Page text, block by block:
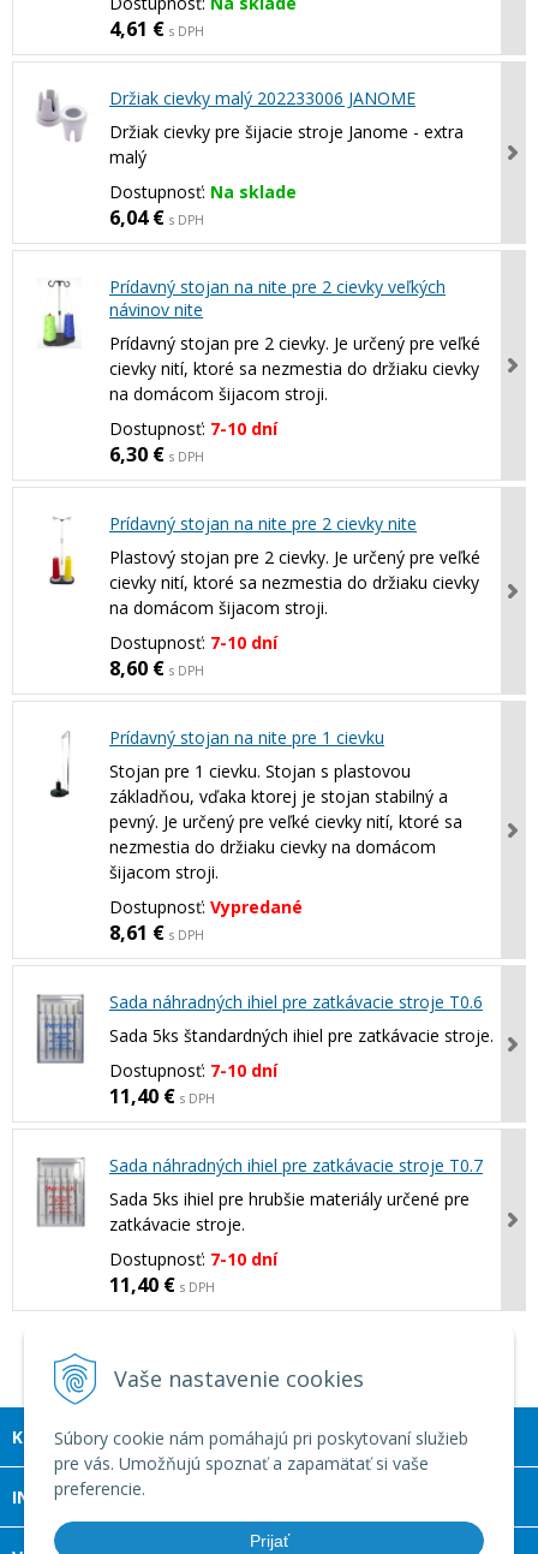
Vaše nastavenie cookies
Súbory cookie nám pomáhajú pri poskytovaní služieb
pre vás. Umožňujú spoznať a zapamätať si vaše
preferencie.
Prijať
4,61 € s DPH
Držiak cievky malý 202233006 JANOME
Držiak cievky pre šijacie stroje Janome - extra
malý
Dostupnosť: Na sklade
6,04 € s DPH
Prídavný stojan na nite pre 2 cievky veľkých
návinov nite
Prídavný stojan pre 2 cievky. Je určený pre veľké
cievky nití, ktoré sa nezmestia do držiaku cievky
na domácom šijacom stroji.
Dostupnosť: 7-10 dní
6,30 € s DPH
Prídavný stojan na nite pre 2 cievky nite
Plastový stojan pre 2 cievky. Je určený pre veľké
cievky nití, ktoré sa nezmestia do držiaku cievky
na domácom šijacom stroji.
Dostupnosť: 7-10 dní
8,60 € s DPH
Prídavný stojan na nite pre 1 cievku
Stojan pre 1 cievku. Stojan s plastovou
základňou, vďaka ktorej je stojan stabilný a
pevný. Je určený pre veľké cievky nití, ktoré sa
nezmestia do držiaku cievky na domácom
šijacom stroji.
Dostupnosť: Vypredané
8,61 € s DPH
Sada náhradných ihiel pre zatkávacie stroje T0.6
Sada 5ks štandardných ihiel pre zatkávacie stroje.
Dostupnosť: 7-10 dní
11,40 € s DPH
Sada náhradných ihiel pre zatkávacie stroje T0.7
Sada 5ks ihiel pre hrubšie materiály určené pre
zatkávacie stroje.
Dostupnosť: 7-10 dní
11,40 € s DPH
KONTAKT
INFOLINKA